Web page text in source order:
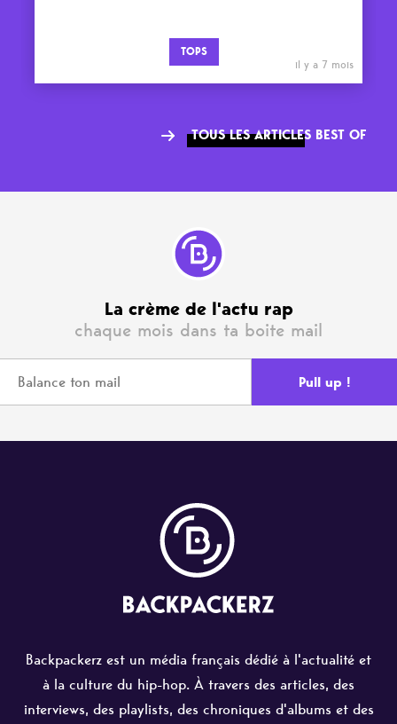
TOPS
il y a 7 mois
TOUS LES ARTICLES BEST OF
La crème de l'actu rap
chaque mois dans ta boite mail
Backpackerz est un média français dédié à l'actualité et
à la culture du hip-hop. À travers des articles, des
interviews, des playlists, des chroniques d'albums et des